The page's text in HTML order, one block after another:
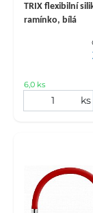
TRIX flexibilní
ramínko, bílá
6,0 ks
ks